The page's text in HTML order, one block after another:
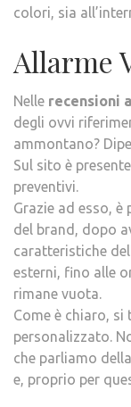
colori, sia
Allarme
Nelle recensioni
degli ovvi
ammontano?
Sul sito è
preventivi.
Grazie ad esso,
del brand, dopo
caratteristiche
esterni, fino alle
rimane vuota.
Come è chiaro,
personalizzato.
che parliamo
e, proprio per